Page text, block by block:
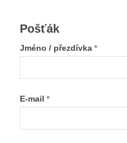
Pošťák
Jméno / přezdívka *
E-mail *